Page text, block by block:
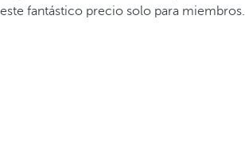
este fantástico precio solo para miembros.